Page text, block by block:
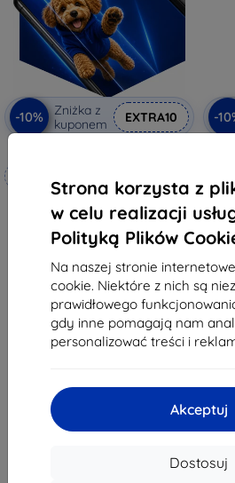
Strona korzysta z
w celu realizacji
Polityką Plików
Na naszej stronie
cookie. Niektóre z nich są
prawidłowego
gdy inne pomagają nam
personalizować treści i
Akceptuj
Dostosuj
-10%
Zniżka z
kuponem
EXTRA10
76,90 zł
69,21 zł
Na stanie: 4 szt.
-